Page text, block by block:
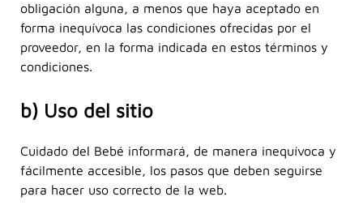
obligación alguna, a menos que haya aceptado en
forma inequívoca las condiciones ofrecidas por el
proveedor, en la forma indicada en estos términos y
condiciones.
b) Uso del sitio
Cuidado del Bebé informará, de manera inequívoca y
fácilmente accesible, los pasos que deben seguirse
para hacer uso correcto de la web.